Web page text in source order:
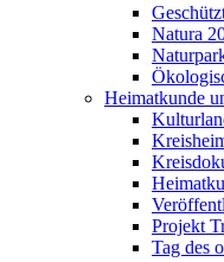
Natura
Heimatkunde
Projekt
Tag des